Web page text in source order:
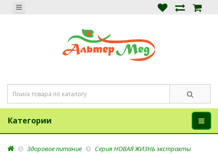
Категории
Здоровое питание
Серия НОВАЯ ЖИЗНЬ экстракты